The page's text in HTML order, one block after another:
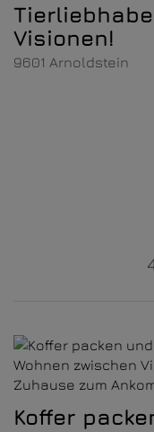
Visionen!
9601 Arnoldstein
Koffer